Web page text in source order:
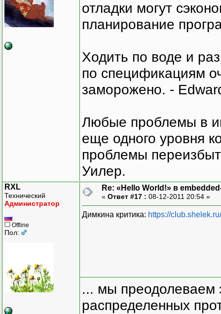
отладки могут
планирование
Ходить по воде и
по спецификациям
заморожено. -
Любые проблемы в
еще одного уровня
проблемы
Уилер.
RXL
Технический
Администратор
Offline
Пол:
Re: «Hello World!» в
« Ответ #17 : 08-12-2011 20:54 »
Димкина критика: https://
... мы преодолеваем
распределенных